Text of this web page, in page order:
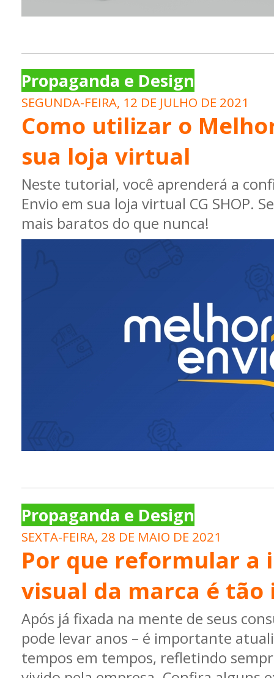
Propaganda e Design
SEGUNDA-FEIRA, 12 DE JULHO DE 2021
Como utilizar o
sua loja virtual
Neste tutorial, você aprenderá a
Envio em sua loja virtual CG SHOP.
mais baratos do que nunca!
Propaganda e Design
SEXTA-FEIRA, 28 DE MAIO DE 2021
Por que reformular a
visual da marca é
Após já fixada na mente de seus
pode levar anos – é importante
tempos em tempos, refletindo